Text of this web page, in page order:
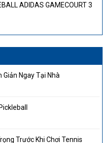
là:
ADIDAS GAMECOURT 3
Ngay Tại Nhà
Trước Khi Chơi Tennis